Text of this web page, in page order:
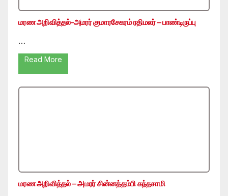
மரண அறிவித்தல்-அமரர் குமாரசேகரம் ரதிமலர் – பாண்டிருப்பு
…
Read More
மரண அறிவித்தல் – அமரர் சின்னத்தம்பி கந்தசாமி